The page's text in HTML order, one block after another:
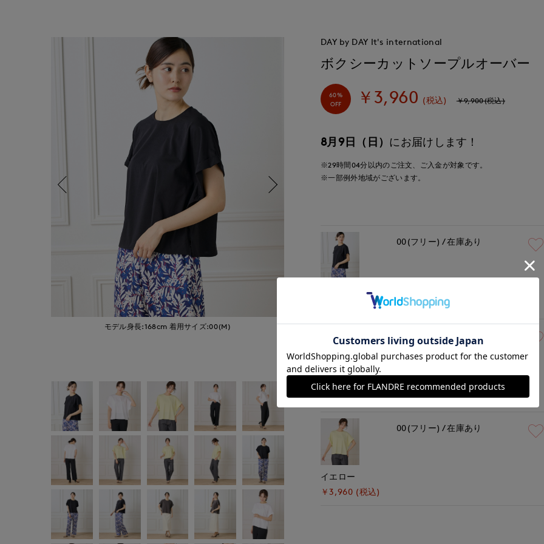
モデル身長:168cm 着用サイズ:00(M) モデル身長:167cm 着用サイズ:00(M)
DAY by DAY It's international
ボクシーカットソープルオーバー
60%
OFF
￥3,960 (税込) ￥9,900(税込)
8月9日（日） にお届けします！
※29時間04分以内のご注文、ご入金が対象です。
※一部例外地域がございます。
￥3,960 (税込)
00(フリー) 在庫あり
オフホワイト
￥3,960 (税込)
00(フリー) 残り1点
イエロー
￥3,960 (税込)
00(フリー) 在庫あり